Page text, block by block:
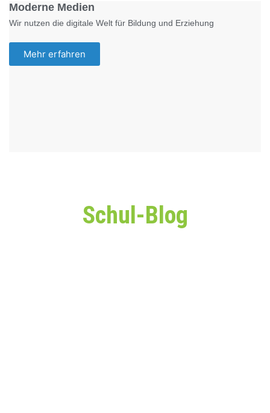
Moderne Medien
Wir nutzen die digitale Welt für Bildung und Erziehung
Mehr erfahren
Schul-Blog